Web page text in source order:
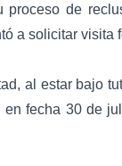
proceso de
a solicitar visita
al estar bajo
fecha 30 de